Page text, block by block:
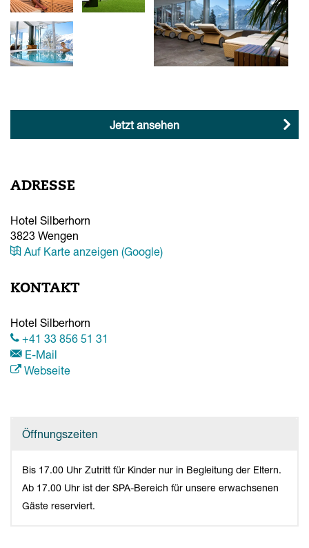
Jetzt ansehen
ADRESSE
Hotel Silberhorn
3823 Wengen
Auf Karte anzeigen (Google)
KONTAKT
Hotel Silberhorn
+41 33 856 51 31
E-Mail
Webseite
Öffnungszeiten
Bis 17.00 Uhr Zutritt für Kinder nur in Begleitung der Eltern.
Ab 17.00 Uhr ist der SPA-Bereich für unsere erwachsenen
Gäste reserviert.